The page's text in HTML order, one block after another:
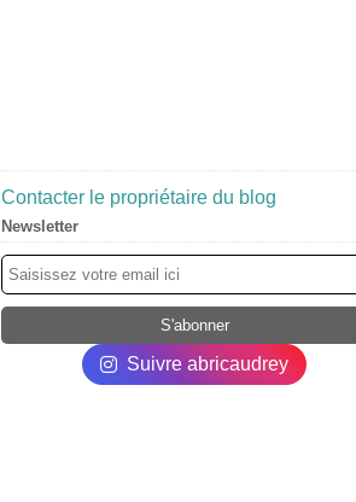
Contacter le propriétaire du blog
Newsletter
Suivre abricaudrey